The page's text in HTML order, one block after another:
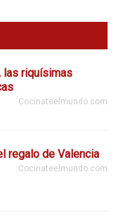
las riquísimas
Cocinateelmundo.com
regalo de Valencia
Cocinateelmundo.com